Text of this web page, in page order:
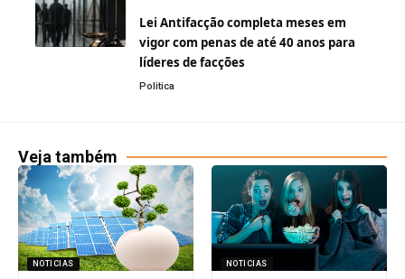
Lei Antifacção completa meses em
vigor com penas de até 40 anos para
líderes de facções
Politica
Veja também
NOTICIAS NOTICIAS